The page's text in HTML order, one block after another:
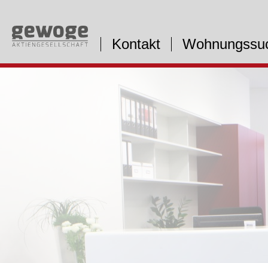
Kontakt